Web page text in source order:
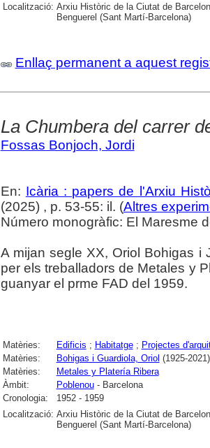
Localització: Arxiu Històric de la Ciutat de
Benguerel (Sant Martí-Barcelona)
Enllaç permanent a aquest
La Chumbera del carrer
Fossas Bonjoch, Jordi
En: Icària : papers de l'Arxiu
(2025) , p. 53-55: il. (Altres
Número monogràfic: El Maresme
A mijan segle XX, Oriol Bohigas i
per els treballadors de Metales y
guanyar el prme FAD del 1959.
Matèries: Edificis ; Habitatge; Projectes
Matèries:
Bohigas i Guardiola, Oriol (1925-
Matèries:
Metales y Platería Ribera
Àmbit:
Poblenou- Barcelona
Cronologia:
1952 - 1959
Localització: Arxiu Històric de la Ciutat de
Benguerel (Sant Martí-Barcelona)